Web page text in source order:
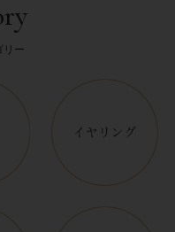
リー